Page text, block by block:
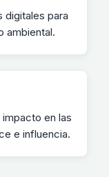
digitales para
ambiental.
en las
e influencia.